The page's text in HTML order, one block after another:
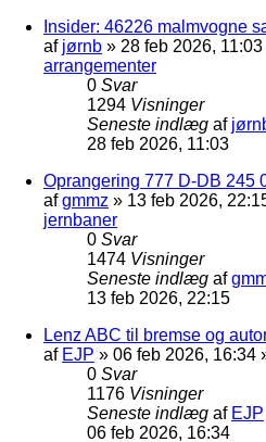
Insider: 46226 malmvogne
af jørnb » 28 feb 2026, 11:03
arrangementer
0 Svar
1294 Visninger
Seneste indlæg af
28 feb 2026, 11:03
Oprangering 777 D-DB 245
afgmmz » 13 feb 2026,
jernbaner
0 Svar
1474 Visninger
Seneste indlæg af
13 feb 2026, 22:15
Lenz ABC til bremse og
af EJP » 06 feb 2026, 16:34
0 Svar
1176 Visninger
Seneste indlæg af EJP
06 feb 2026, 16:34